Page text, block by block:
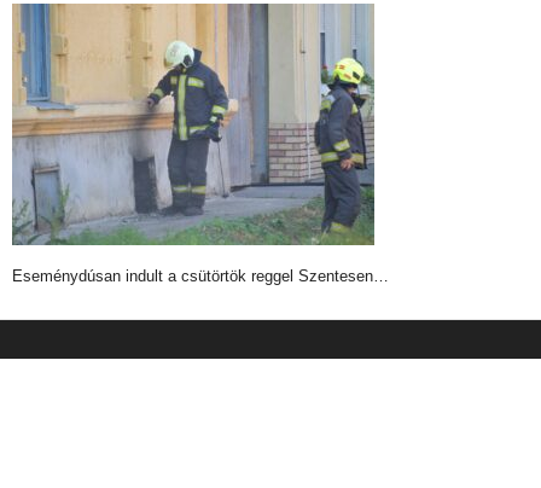
Eseménydúsan indult a csütörtök reggel Szentesen…